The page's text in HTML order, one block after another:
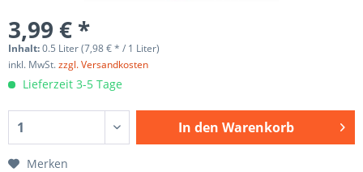
3,99 € *
Inhalt:0.5 Liter (7,98 € * / 1 Liter)
inkl. MwSt.zzgl. Versandkosten
Lieferzeit 3-5 Tage
In den Warenkorb
Merken